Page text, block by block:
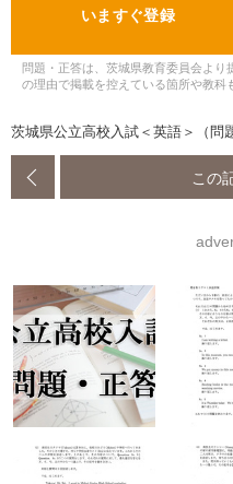
いますぐ登録
問題・正答は、茨城県教育委員会よ
の理由で掲載を控えている箇所や教
茨城県公立高校入試＜英語＞（問
この